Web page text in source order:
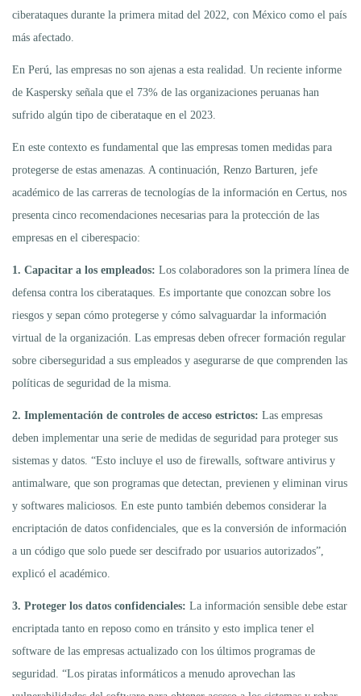
ciberataques durante la primera mitad del 2022, con México como el país
más afectado.
En Perú, las empresas no son ajenas a esta realidad. Un reciente informe
de Kaspersky señala que el 73% de las organizaciones peruanas han
sufrido algún tipo de ciberataque en el 2023.
En este contexto es fundamental que las empresas tomen medidas para
protegerse de estas amenazas. A continuación, Renzo Barturen, jefe
académico de las carreras de tecnologías de la información en Certus, nos
presenta cinco recomendaciones necesarias para la protección de las
empresas en el ciberespacio:
1. Capacitar a los empleados: Los colaboradores son la primera línea de
defensa contra los ciberataques. Es importante que conozcan sobre los
riesgos y sepan cómo protegerse y cómo salvaguardar la información
virtual de la organización. Las empresas deben ofrecer formación regular
sobre ciberseguridad a sus empleados y asegurarse de que comprenden las
políticas de seguridad de la misma.
2. Implementación de controles de acceso estrictos: Las empresas
deben implementar una serie de medidas de seguridad para proteger sus
sistemas y datos. “Esto incluye el uso de firewalls, software antivirus y
antimalware, que son programas que detectan, previenen y eliminan virus
y softwares maliciosos. En este punto también debemos considerar la
encriptación de datos confidenciales, que es la conversión de información
a un código que solo puede ser descifrado por usuarios autorizados”,
explicó el académico.
3. Proteger los datos confidenciales: La información sensible debe estar
encriptada tanto en reposo como en tránsito y esto implica tener el
software de las empresas actualizado con los últimos programas de
seguridad. “Los piratas informáticos a menudo aprovechan las